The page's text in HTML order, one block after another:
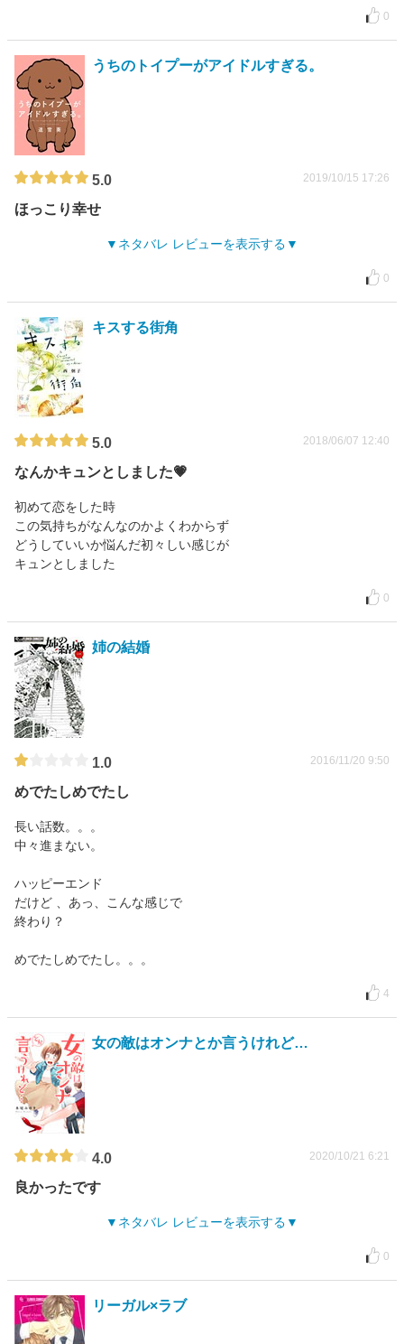
0
うちのトイプーがアイドルすぎる。
5.0 2019/10/15 17:26
ほっこり幸せ
ネタバレ レビューを表示する
0
キスする街角
5.0 2018/06/07 12:40
なんかキュンとしました💗
初めて恋をした時
この気持ちがなんなのかよくわからず
どうしていいか悩んだ初々しい感じが
キュンとしました
0
姉の結婚
1.0 2016/11/20 9:50
めでたしめでたし
長い話数。。。
中々進まない。
ハッピーエンド
だけど 、あっ、こんな感じで
終わり？
めでたしめでたし。。。
4
女の敵はオンナとか言うけれど…
4.0 2020/10/21 6:21
良かったです
ネタバレ レビューを表示する
0
リーガル×ラブ